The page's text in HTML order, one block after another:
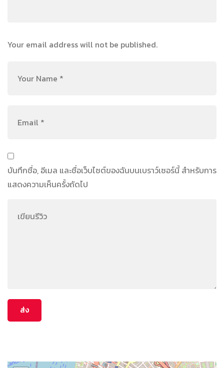
Your email address will not be published.
บันทึกชื่อ, อีเมล และชื่อเว็บไซต์ของฉันบนเบราว์เซอร์นี้ สำหรับการ
แสดงความเห็นครั้งถัดไป